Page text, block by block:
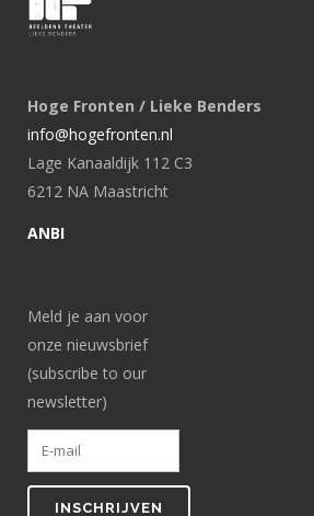
Hoge Fronten / Lieke Benders
info@hogefronten.nl
Lage Kanaaldijk 112 C3
6212 NA Maastricht
ANBI
Meld je aan voor
onze nieuwsbrief
(subscribe to our
newsletter)